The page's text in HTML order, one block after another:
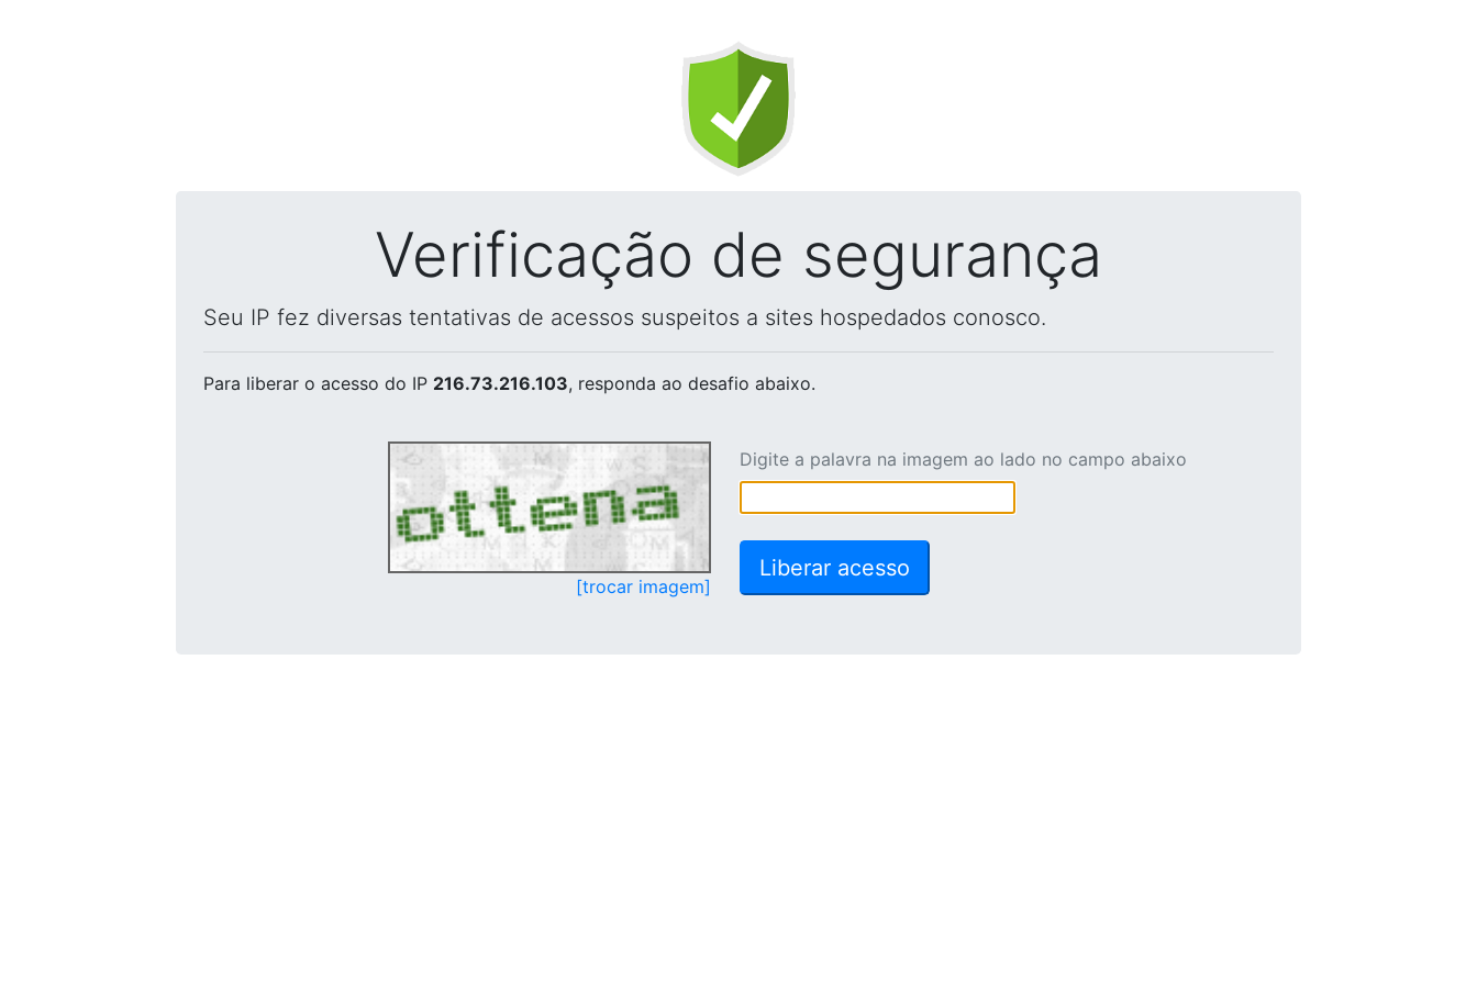
Verificação de segurança
Seu IP fez diversas tentativas de acessos suspeitos a sites hospedados conosco.
Para liberar o acesso do IP 216.73.216.103, responda ao desafio abaixo.
[trocar imagem]
Digite a palavra na imagem ao lado no campo abaixo